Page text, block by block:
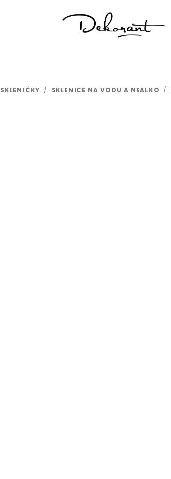
SKLENIČKY / SKLENICE NA VODU A NEALKO /